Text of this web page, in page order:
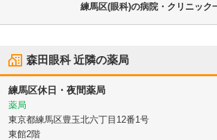
練馬区(眼科)の病院・クリニック
森田眼科近隣の薬局
練馬区休日・夜間薬局
薬局
東京都練馬区豊玉北六丁目12番1号
東館2階